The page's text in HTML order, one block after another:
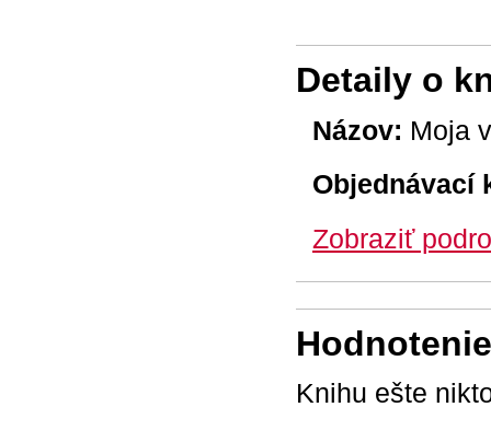
Detaily o
Názov: Moja
Objednávací
Zobraziť
Knihu ešte